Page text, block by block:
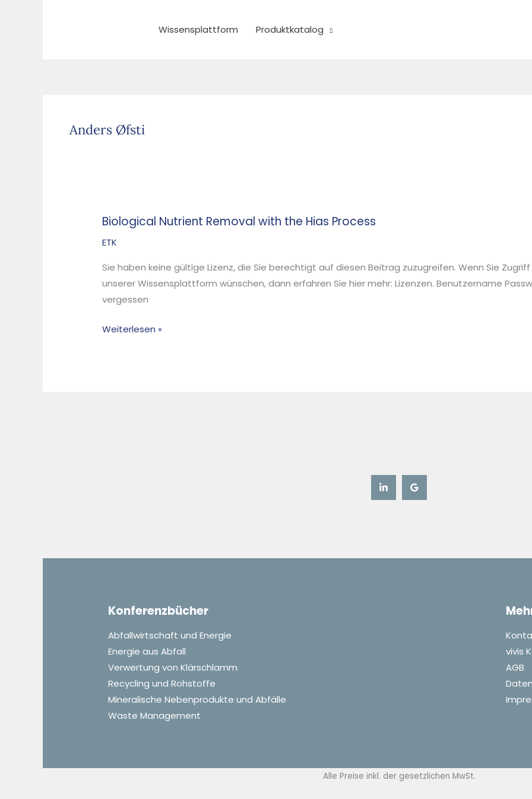
Wissensplattform Produktkatalog
Anders Øfsti
Biological Nutrient Removal with the Hias Process
ETK
Sie haben keine gültige Lizenz, die Sie berechtigt auf diesen Beitrag zuzugreifen. Wenn Sie
unserer Wissensplattform wünschen, dann erfahren Sie hier mehr: Lizenzen. Benutzername
vergessen
Biological
Nutrient
with
the
Hias
Weiterlesen »
Konferenzbücher
Abfallwirtschaft und Energie
Energie aus Abfall
Verwertung von Klärschlamm
Recycling und Rohstoffe
Mineralische Nebenprodukte und Abfälle
Waste Management
vivis
AGB
Alle Preise inkl. der gesetzlichen MwSt.